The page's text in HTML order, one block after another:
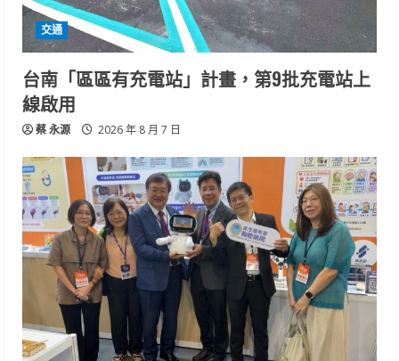
交通
台南「區區有充電站」計畫，第9批充電站上
線啟用
蔡 永源 2026 年 8 月 7 日